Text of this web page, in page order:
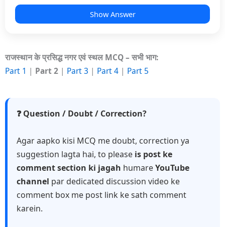
Show Answer
राजस्थान के प्रसिद्ध नगर एवं स्थल MCQ – सभी भाग:
Part 1 | Part 2 | Part 3 | Part 4 | Part 5
❓ Question / Doubt / Correction?
Agar aapko kisi MCQ me doubt, correction ya
suggestion lagta hai, to please is post ke
comment section ki jagah humareYouTube
channel par dedicated discussion video ke
comment box me post link ke sath comment
karein.